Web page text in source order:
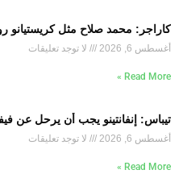
كاراجر: محمد صلاح مثل كريستيانو
أغسطس 6, 2026 لا توجد تعليقات
Read More »
تيباس: إنفانتينو يجب أن يرحل عن
أغسطس 6, 2026 لا توجد تعليقات
Read More »